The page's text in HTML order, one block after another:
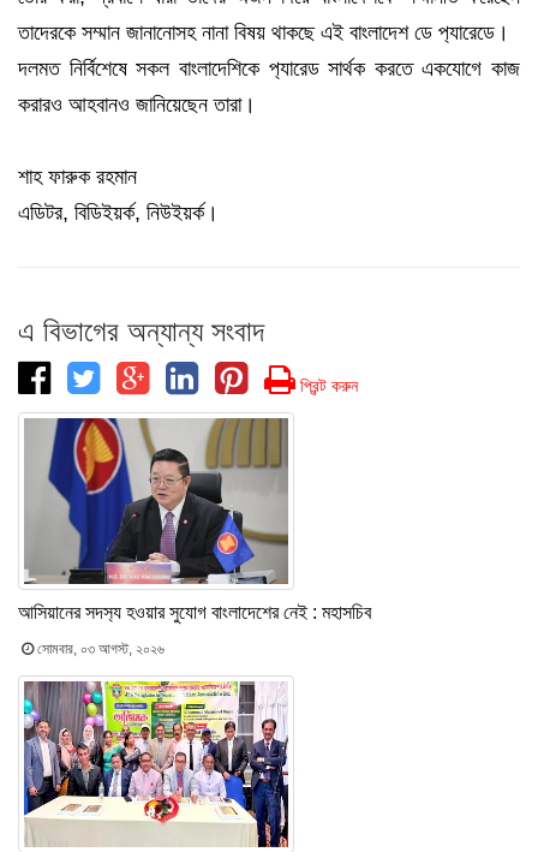
তাদেরকে সম্মান জানানোসহ নানা বিষয় থাকছে এই বাংলাদেশ ডে প‍্যারেডে।
দলমত নির্বিশেষে সকল বাংলাদেশিকে প‍্যারেড সার্থক করতে একযোগে কাজ
করারও আহবানও জানিয়েছেন তারা।
শাহ ফারুক রহমান
এডিটর, বিডিইয়র্ক, নিউইয়র্ক।
এ বিভাগের অন্যান্য সংবাদ
প্রিন্ট করুন
আসিয়ানের সদস‍্য হওয়ার সুযোগ বাংলাদেশের নেই : মহাসচিব
সোমবার, ০৩ আগস্ট, ২০২৬